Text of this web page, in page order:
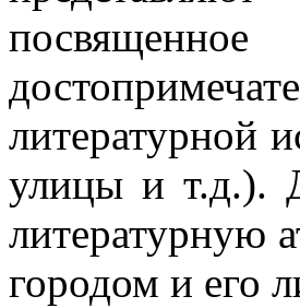
литературной
улицы и т.д.).
литературную
городом и его